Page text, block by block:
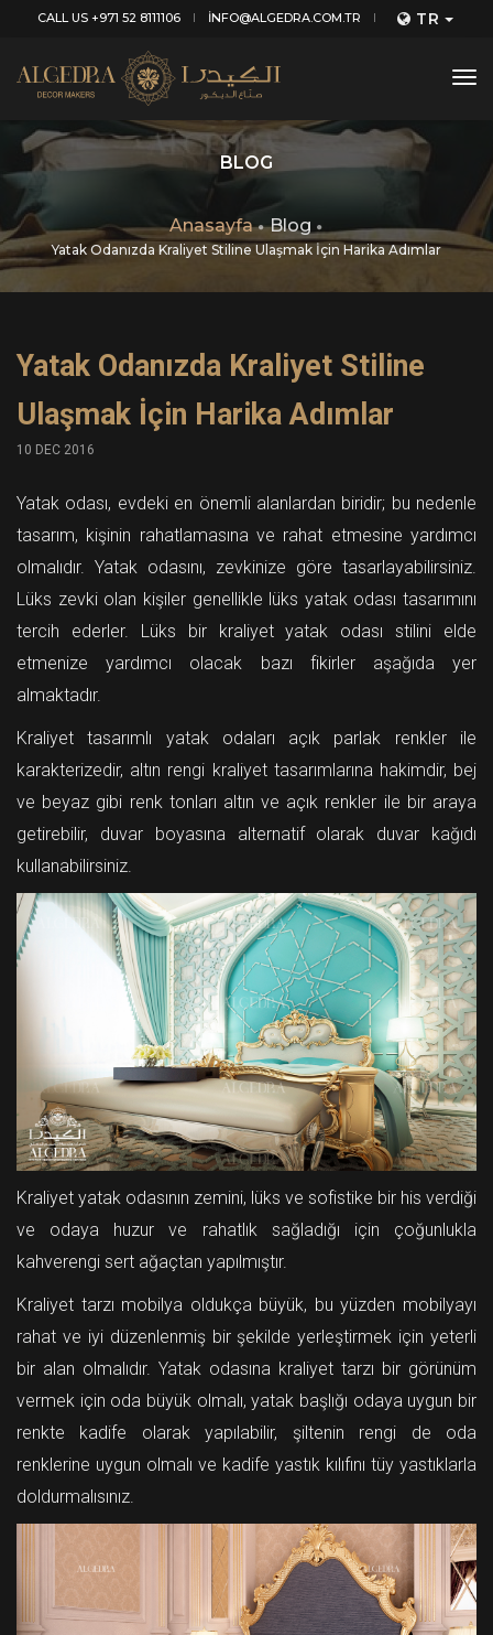
CALL US +971 52 8111106 INFO@ALGEDRA.COM.TR TR
BLOG
Anasayfa Blog
Yatak Odanızda Kraliyet Stiline Ulaşmak İçin Harika Adımlar
Yatak Odanızda Kraliyet Stiline
Ulaşmak İçin Harika Adımlar
10 DEC 2016
Yatak odası, evdeki en önemli alanlardan biridir; bu nedenle
tasarım, kişinin rahatlamasına ve rahat etmesine yardımcı
olmalıdır. Yatak odasını, zevkinize göre tasarlayabilirsiniz.
Lüks zevki olan kişiler genellikle lüks yatak odası tasarımını
tercih ederler. Lüks bir kraliyet yatak odası stilini elde
etmenize yardımcı olacak bazı fikirler aşağıda yer
almaktadır.
Kraliyet tasarımlı yatak odaları açık parlak renkler ile
karakterizedir, altın rengi kraliyet tasarımlarına hakimdir, bej
ve beyaz gibi renk tonları altın ve açık renkler ile bir araya
getirebilir, duvar boyasına alternatif olarak duvar kağıdı
kullanabilirsiniz.
Kraliyet yatak odasının zemini, lüks ve sofistike bir his verdiği
ve odaya huzur ve rahatlık sağladığı için çoğunlukla
kahverengi sert ağaçtan yapılmıştır.
Kraliyet tarzı mobilya oldukça büyük, bu yüzden mobilyayı
rahat ve iyi düzenlenmiş bir şekilde yerleştirmek için yeterli
bir alan olmalıdır. Yatak odasına kraliyet tarzı bir görünüm
vermek için oda büyük olmalı, yatak başlığı odaya uygun bir
renkte kadife olarak yapılabilir, şiltenin rengi de oda
renklerine uygun olmalı ve kadife yastık kılıfını tüy yastıklarla
doldurmalısınız.